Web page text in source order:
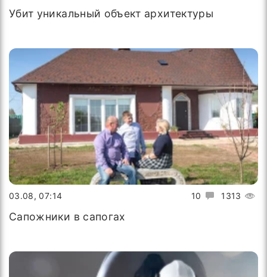
Убит уникальный объект архитектуры
10 1313
03.08, 07:14
Сапожники в сапогах